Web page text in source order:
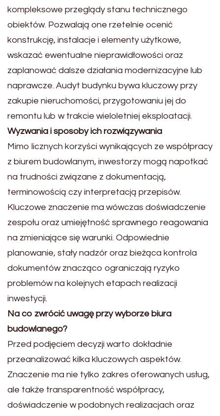
kompleksowe przeglądy stanu technicznego
obiektów. Pozwalają one rzetelnie ocenić
konstrukcję, instalacje i elementy użytkowe,
wskazać ewentualne nieprawidłowości oraz
zaplanować dalsze działania modernizacyjne lub
naprawcze. Audyt budynku bywa kluczowy przy
zakupie nieruchomości, przygotowaniu jej do
remontu lub w trakcie wieloletniej eksploatacji.
Wyzwania i sposoby ich rozwiązywania
Mimo licznych korzyści wynikających ze współpracy
z biurem budowlanym, inwestorzy mogą napotkać
na trudności związane z dokumentacją,
terminowością czy interpretacją przepisów.
Kluczowe znaczenie ma wówczas doświadczenie
zespołu oraz umiejętność sprawnego reagowania
na zmieniające się warunki. Odpowiednie
planowanie, stały nadzór oraz bieżąca kontrola
dokumentów znacząco ograniczają ryzyko
problemów na kolejnych etapach realizacji
inwestycji.
Na co zwrócić uwagę przy wyborze biura
budowlanego?
Przed podjęciem decyzji warto dokładnie
przeanalizować kilka kluczowych aspektów.
Znaczenie ma nie tylko zakres oferowanych usług,
ale także transparentność współpracy,
doświadczenie w podobnych realizacjach oraz